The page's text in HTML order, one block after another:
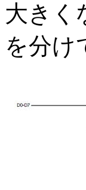
大きく
を分け